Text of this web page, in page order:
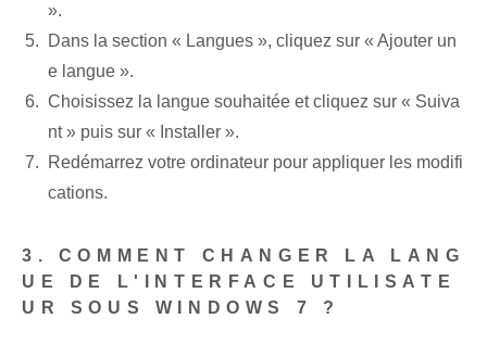
».
Dans la section « Langues », cliquez sur « Ajouter un
e langue ».
Choisissez la langue souhaitée et cliquez sur « Suiva
nt » puis sur « Installer ».
Redémarrez votre ordinateur pour appliquer les modifi
cations.
3. COMMENT CHANGER LA LANG
UE DE L'INTERFACE UTILISATE
UR SOUS WINDOWS 7 ?